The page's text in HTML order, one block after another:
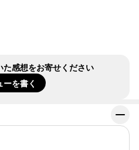
感想をお寄せください
ーを書く